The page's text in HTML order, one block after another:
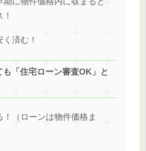
済む！
も「住宅ローン審査OK」と
（ローンは物件価格ま